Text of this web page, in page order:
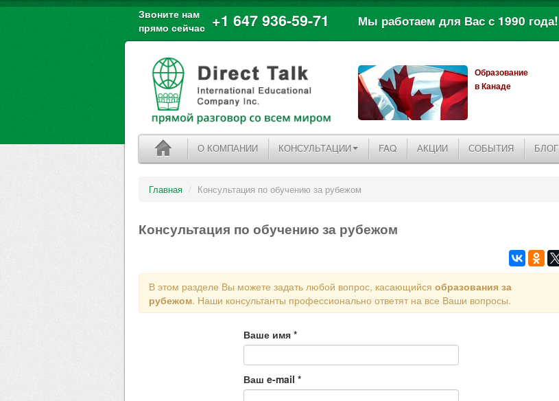
Звоните нам
прямо сейчас +1 647 936-59-71 Мы работаем для Вас с 1990 года!
Образование
в Канаде
О КОМПАНИИ КОНСУЛЬТАЦИИ FAQ АКЦИИ СОБЫТИЯ БЛОГ
Главная / Консультация по обучению за рубежом
Консультация по обучению за рубежом
В этом разделе Вы можете задать любой вопрос, касающийся образования за
рубежом. Наши консультанты профессионально ответят на все Ваши вопросы.
Ваше имя *
Ваш e-mail *